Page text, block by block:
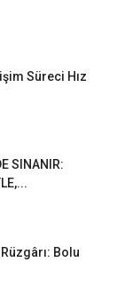
Süreci Hız
SINANIR:
Bolu